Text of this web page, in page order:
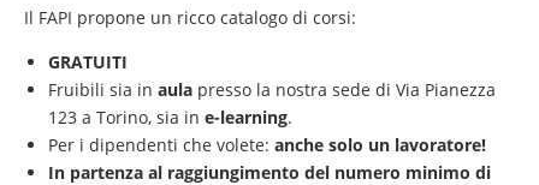
Il FAPI propone un ricco catalogo di corsi:
GRATUITI
Fruibili sia in aula presso la nostra sede di Via Pianezza
123 a Torino, sia in e-learning.
Per i dipendenti che volete: anche solo un lavoratore!
In partenza al raggiungimento del numero minimo di